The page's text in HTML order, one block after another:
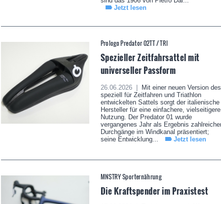
Jetzt lesen
Prologo Predator 02TT / TRI
Spezieller Zeitfahrsattel mit
universeller Passform
26.06.2026 |
Mit einer neuen Version des
speziell für Zeitfahren und Triathlon
entwickelten Sattels sorgt der italienische
Hersteller für eine einfachere, vielseitigere
Nutzung. Der Predator 01 wurde
vergangenes Jahr als Ergebnis
Durchgänge im Windkanal präsentiert;
seine Entwicklung...
Jetzt lesen
MNSTRY Sporternährung
Die Kraftspender im Praxistest